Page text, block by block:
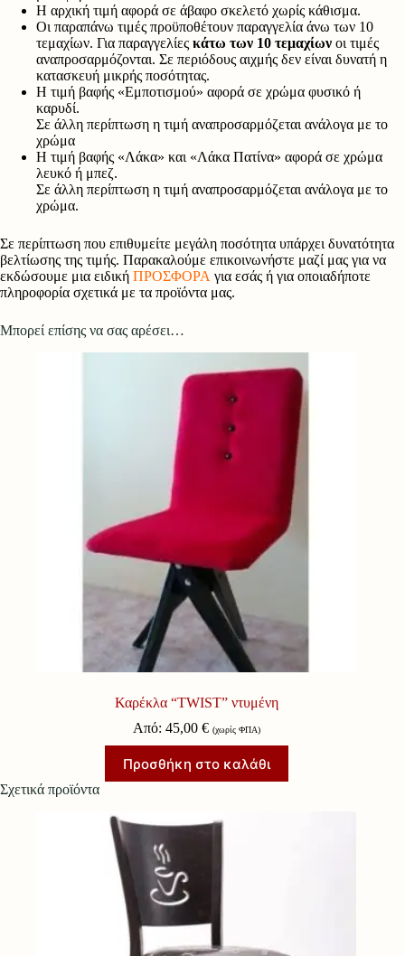
Η αρχική τιμή αφορά σε άβαφο σκελετό χωρίς κάθισμα.
Οι παραπάνω τιμές προϋποθέτουν παραγγελία άνω των 10
τεμαχίων. Για παραγγελίες κάτω των 10 τεμαχίων οι τιμές
αναπροσαρμόζονται. Σε περιόδους αιχμής δεν είναι δυνατή η
κατασκευή μικρής ποσότητας.
Η τιμή βαφής «Εμποτισμού» αφορά σε χρώμα φυσικό ή
καρυδί.
Σε άλλη περίπτωση η τιμή αναπροσαρμόζεται ανάλογα με το
χρώμα
Η τιμή βαφής «Λάκα» και «Λάκα Πατίνα» αφορά σε χρώμα
λευκό ή μπεζ.
Σε άλλη περίπτωση η τιμή αναπροσαρμόζεται ανάλογα με το
χρώμα.
Σε περίπτωση που επιθυμείτε μεγάλη ποσότητα υπάρχει δυνατότητα
βελτίωσης της τιμής. Παρακαλούμε επικοινωνήστε μαζί μας για να
εκδώσουμε μια ειδική ΠΡΟΣΦΟΡΑ για εσάς ή για οποιαδήποτε
πληροφορία σχετικά με τα προϊόντα μας.
Μπορεί επίσης να σας αρέσει…
Καρέκλα “TWIST” ντυμένη
Από: 45,00 € (χωρίς ΦΠΑ)
Προσθήκη στο καλάθι
Σχετικά προϊόντα